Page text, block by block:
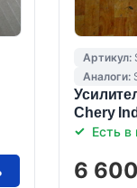
Артикул:
Аналоги:
Chery
Есть в
6